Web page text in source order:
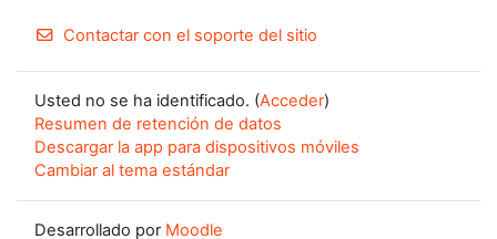
Contactar con el soporte del sitio
Usted no se ha identificado. (Acceder)
Resumen de retención de datos
Descargar la app para dispositivos móviles
Cambiar al tema estándar
Desarrollado por Moodle